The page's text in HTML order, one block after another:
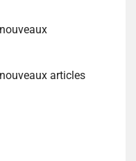
articles